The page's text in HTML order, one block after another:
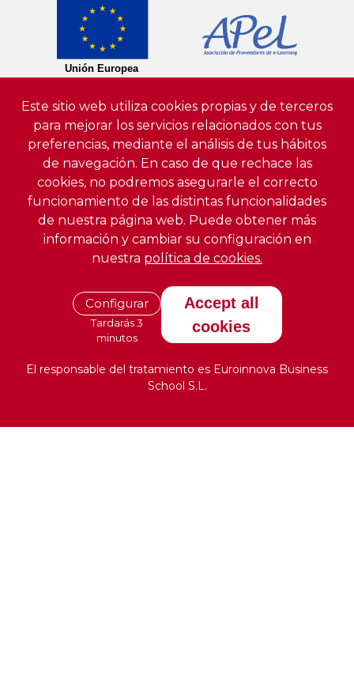
Este sitio web utiliza cookies propias y de terceros
para mejorar los servicios relacionados con tus
preferencias, mediante el análisis de tus hábitos
de navegación. En caso de que rechace las
cookies, no podremos asegurarle el correcto
funcionamiento de las distintas funcionalidades
de nuestra página web. Puede obtener más
información y cambiar su configuración en
nuestra política de cookies.
Configurar
Tardarás 3
minutos
Accept all
cookies
El responsable del tratamiento es Euroinnova Business
School S.L.